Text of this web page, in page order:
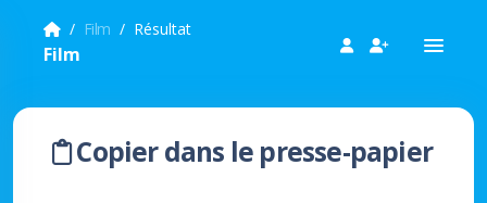
Film Résultat
Film
Copier dans le presse-papier